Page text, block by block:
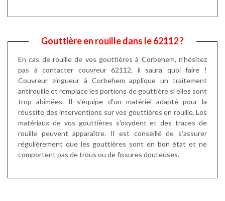
Gouttière en rouille dans le 62112 ?
En cas de rouille de vos gouttières à Corbehem, n’hésitez
pas à contacter couvreur 62112, il saura quoi faire !
Couvreur zingueur à Corbehem applique un traitement
antirouille et remplace les portions de gouttière si elles sont
trop abîmées. Il s’équipe d'un matériel adapté pour la
réussite des interventions sur vos gouttières en rouille. Les
matériaux de vos gouttières s'oxydent et des traces de
rouille peuvent apparaître. Il est conseillé de s'assurer
régulièrement que les gouttières sont en bon état et ne
comportent pas de trous ou de fissures douteuses.